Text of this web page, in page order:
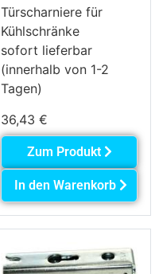
Türscharniere für
Kühlschränke
sofort lieferbar
(innerhalb von 1-2
Tagen)
36,43 €
Zum Produkt
In den Warenkorb